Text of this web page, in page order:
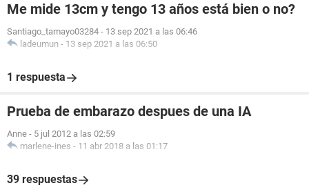
Me mide 13cm y tengo 13 años está bien o no?
Santiago_tamayo03284 - 13 sep 2021 a las 06:46
ladeumun - 13 sep 2021 a las 06:50
1 respuesta
Prueba de embarazo despues de una IA
Anne - 5 jul 2012 a las 02:59
marlene-ines - 11 abr 2018 a las 01:17
39 respuestas